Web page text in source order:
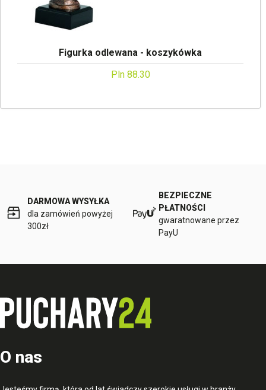
Figurka odlewana - koszykówka
Pln 88.30
DARMOWA WYSYŁKA
dla zamówień powyżej
300zł
BEZPIECZNE
PŁATNOŚCI
gwaratnowane przez
PayU
O nas